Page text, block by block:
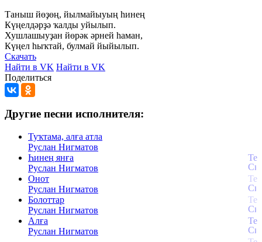
Таныш йөҙөң, йылмайыуың һинең
Күңелдәрҙә ҡалды уйылып.
Хушлашыуҙан йөрәк әрней һаман,
Күңел һыҡтай, булмай йыйылып.
Скачать
Найти в VK Найти в VK
Поделиться
Другие песни исполнителя:
Туҡтама, алға атла
Руслан Нигматов
Һинең янға
Руслан Нигматов
Онот
Руслан Нигматов
Болоттар
Руслан Нигматов
Алға
Руслан Нигматов